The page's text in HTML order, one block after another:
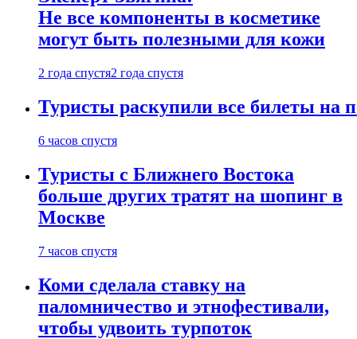
Не все компоненты в косметике
могут быть полезными для кожи
2 года спустя2 года спустя
Туристы раскупили все билеты на
6 часов спустя
Туристы с Ближнего Востока
больше других тратят на шопинг в
Москве
7 часов спустя
Коми сделала ставку на
паломничество и этнофестивали,
чтобы удвоить турпоток